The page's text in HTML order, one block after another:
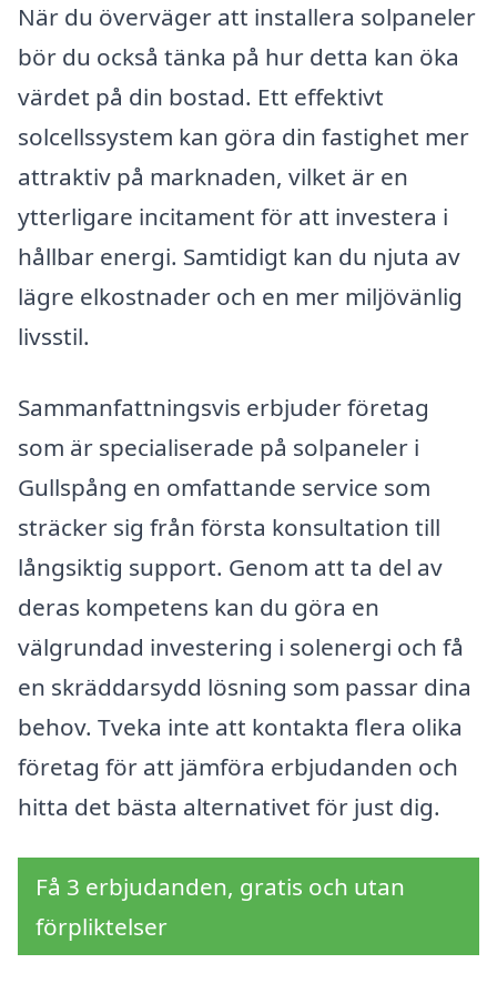
När du överväger att installera solpaneler
bör du också tänka på hur detta kan öka
värdet på din bostad. Ett effektivt
solcellssystem kan göra din fastighet mer
attraktiv på marknaden, vilket är en
ytterligare incitament för att investera i
hållbar energi. Samtidigt kan du njuta av
lägre elkostnader och en mer miljövänlig
livsstil.
Sammanfattningsvis erbjuder företag
som är specialiserade på solpaneler i
Gullspång en omfattande service som
sträcker sig från första konsultation till
långsiktig support. Genom att ta del av
deras kompetens kan du göra en
välgrundad investering i solenergi och få
en skräddarsydd lösning som passar dina
behov. Tveka inte att kontakta flera olika
företag för att jämföra erbjudanden och
hitta det bästa alternativet för just dig.
Få 3 erbjudanden, gratis och utan
förpliktelser